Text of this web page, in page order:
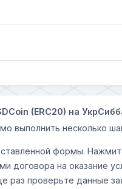
(ERC20) на
выполнить несколько
формы.
договора на оказание
раз проверьте данные